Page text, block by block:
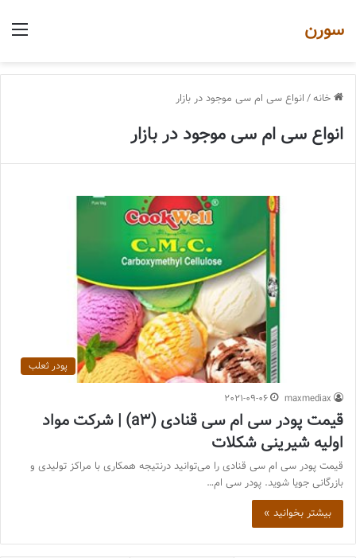
سورن
خانه/ انواع سی ام سی موجود در بازار
انواع سی ام سی موجود در بازار
پودر ثعلب
maxmediax
2021-09-06
قیمت پودر سی ام سی قنادی (a3) | شرکت مواد
اولیه شیرینی شکلات
قیمت پودر سی ام سی قنادی را می‌توانید درنتیجه همکاری با مراکز تولیدی و
بازرگانی جویا شوید. پودر سی ام…
بیشتر بخوانید »